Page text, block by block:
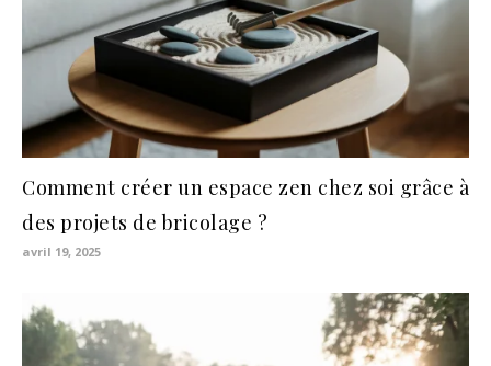
Comment créer un espace zen chez soi grâce à
des projets de bricolage ?
avril 19, 2025